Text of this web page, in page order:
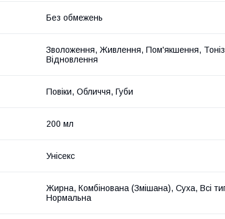
Без обмежень
Зволоження, Живлення, Пом'якшення,
Відновлення
Повіки, Обличчя, Губи
200 мл
Унісекс
Жирна, Комбінована (Змішана), Суха, Всі
Нормальна